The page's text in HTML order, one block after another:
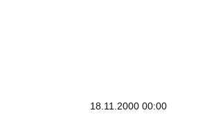
18.11.2000 00:00